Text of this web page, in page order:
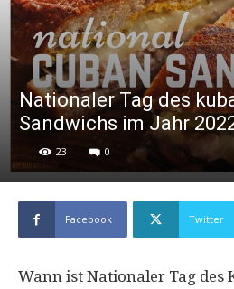
Nationaler Tag des
Sandwichs im Jahr
23 0
Facebook Twitter
Wann ist Nationaler Tag des